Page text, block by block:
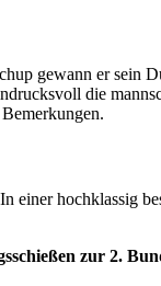
gewann er sein
die
einer hochklassig
zur 2.